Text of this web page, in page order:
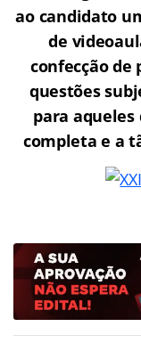
ao candidato
de
confecção de
questões
para aqueles
completa e a